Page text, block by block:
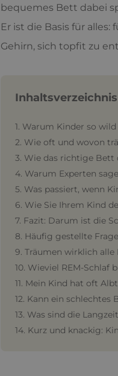
bequemes Bett dabei
Er ist die Basis für
Gehirn, sich topfit zu
Inhaltsverzeichnis
1. Warum Kinder so
2. Wie oft und wovon
3. Wie das richtige Bett
4. Warum Experten
5. Was passiert, wenn
6. Wie Sie Ihrem Kind
7. Fazit: Darum ist die
8. Häufig gestellte
9. Träumen wirklich alle
10. Wieviel REM-Schlaf
11. Mein Kind hat oft
12. Kann ein schlechtes
13. Was sind die
14. Kurz und knackig: